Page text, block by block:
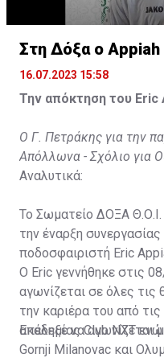
Στη Δόξα ο Appiah
16.07.2023 15:58
Την απόκτηση του Eric
Ο Γ. Πετράκης για την
Απόλλωνα - Σχόλιο για
Αναλυτικά:
Το Σωματείο ΔΟΞΑ
την έναρξη
ποδοσφαιριστή Eric
Ο Eric γεννήθηκε στις
αγωνίζεται σε όλες τις
την καριέρα του από
ακαδημίας Club NXT
Gornji Milanovac και
Επέλεξε να αγωνίζεται